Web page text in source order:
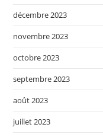
décembre 2023
novembre 2023
octobre 2023
septembre 2023
août 2023
juillet 2023